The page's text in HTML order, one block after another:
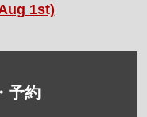
1st)
予約